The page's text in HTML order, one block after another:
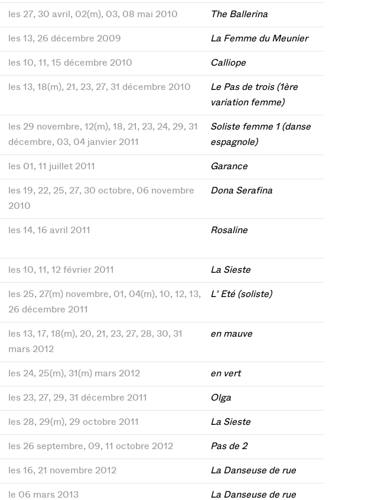
les 27, 30 avril, 02(m), 03, 08 mai 2010 The Ballerina
les 13, 26 décembre 2009 La Femme du Meunier
les 10, 11, 15 décembre 2010 Calliope
les 13, 18(m), 21, 23, 27, 31 décembre 2010
Le Pas de trois (1ère
variation femme)
les 29 novembre, 12(m), 18, 21, 23, 24, 29, 31
décembre, 03, 04 janvier 2011
Soliste femme 1 (danse
espagnole)
les 01, 11 juillet 2011 Garance
les 19, 22, 25, 27, 30 octobre, 06 novembre
2010
Dona Serafina
les 14, 16 avril 2011 Rosaline
les 10, 11, 12 février 2011 La Sieste
les 25, 27(m) novembre, 01, 04(m), 10, 12, 13,
26 décembre 2011
L' Eté (soliste)
les 13, 17, 18(m), 20, 21, 23, 27, 28, 30, 31
mars 2012
en mauve
les 24, 25(m), 31(m) mars 2012 en vert
les 23, 27, 29, 31 décembre 2011 Olga
les 28, 29(m), 29 octobre 2011 La Sieste
les 26 septembre, 09, 11 octobre 2012 Pas de 2
les 16, 21 novembre 2012 La Danseuse de rue
le 06 mars 2013 La Danseuse de rue